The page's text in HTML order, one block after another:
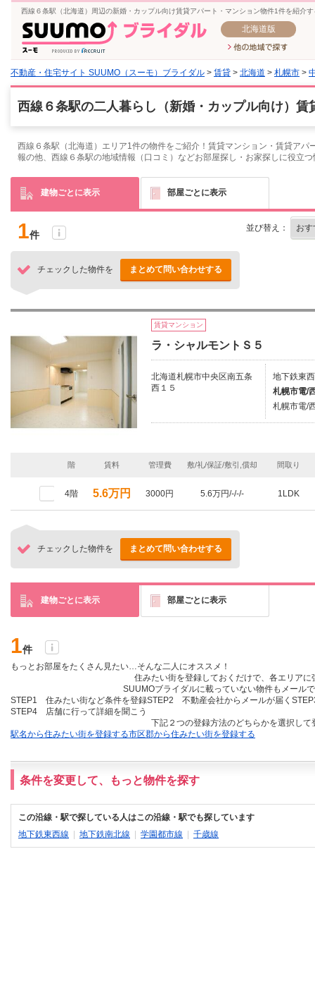
西線６条駅（北海道）周辺の新婚・カップル向け賃貸アパート・マンション物件1件を紹介
北海道版
不動産・住宅サイト SUUMO（スーモ）ブライダル > 賃貸 > 北海道 > 札幌市 >
西線６条駅の二人暮らし（新婚・カップル向け）賃
西線６条駅（北海道）エリア1件の物件をご紹介！賃貸マンション・賃貸ア
報の他、西線６条駅の地域情報（口コミ）などお部屋探し・お家探しに役立
建物ごとに表示 部屋ごとに表示
1件
並び替え：
チェックした物件を まとめて問い合わせする
賃貸マンション
ラ・シャルモントＳ５
北海道札幌市中央区南五条
西１５
地下鉄東
札幌市電/
札幌市電/
階 賃料 管理費 敷/礼/保証/敷引,償却 間取り
4階 5.6万円 3000円 5.6万円/-/-/- 1LDK
チェックした物件を まとめて問い合わせする
建物ごとに表示 部屋ごとに表示
1件
もっとお部屋をたくさん見たい…そんな二人にオススメ！
住みたい街を登録しておくだけで、各エリアに
SUUMOブライダルに載っていない物件も メール
STEP1 住みたい街など条件を登録STEP2 不動産会社からメールが届く
STEP4 店舗に行って詳細を聞こう
下記２つの登録方法のどちらかを選択して
駅名から住みたい街を登録する市区郡から住みたい街を登録する
条件を変更して、もっと物件を探す
この沿線・駅で探している人はこの沿線・駅でも探しています
地下鉄東西線
地下鉄南北線 学園都市線 千歳線